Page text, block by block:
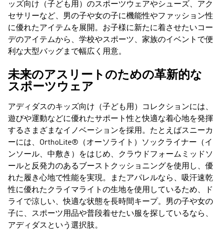
ッズ向け（子ども用）のスポーツウェアやシューズ、アク
セサリーなど、男の子や女の子に機能性やファッション性
に優れたアイテムを展開。お子様に新たに着させたいコー
デのアイテムから、学校やスポーツ、家族のイベントで便
利な大型バッグまで幅広く用意。
未来のアスリートのための革新的な
スポーツウェア
アディダスのキッズ向け（子ども用）コレクションには、
遊びや運動などに優れたサポート性と快適な着心地を発揮
するさまざまなイノベーションを採用。たとえばスニーカ
ーには、OrthoLite®（オーソライト）ソックライナー（イ
ンソール、中敷き）をはじめ、クラウドフォームミッドソ
ールと反発力のあるブーストクッショニングを使用し、優
れた履き心地で性能を実現。またアパレルなら、吸汗速乾
性に優れたクライマライトの生地を使用しているため、ド
ライで涼しい、快適な状態を長時間キープ。男の子や女の
子に、スポーツ用品や普段着せたい服を探しているなら、
アディダスという選択肢。